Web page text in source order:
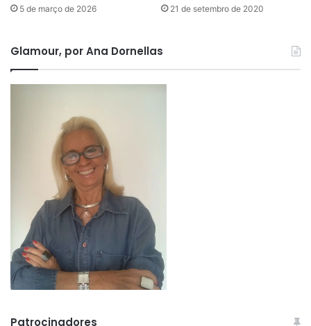
5 de março de 2026 21 de setembro de 2020
Glamour, por Ana Dornellas
Patrocinadores